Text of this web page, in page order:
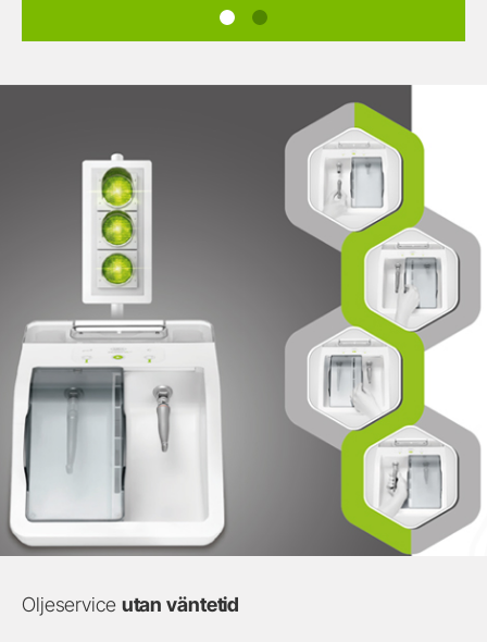
Oljeservice utan väntetid